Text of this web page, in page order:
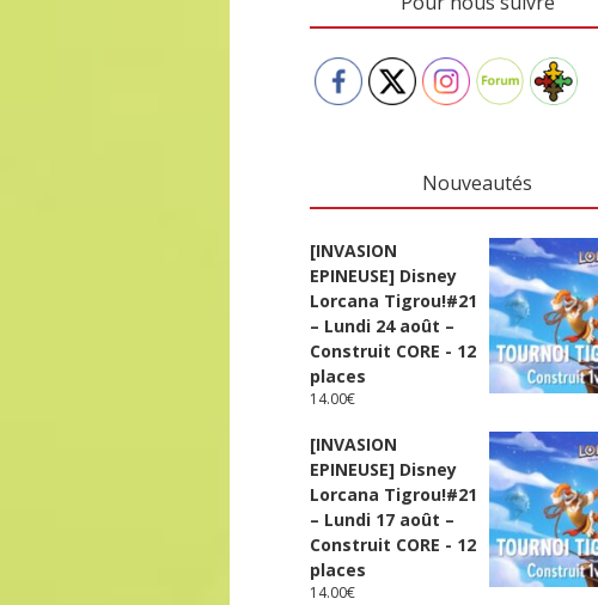
Nouveautés
[INVASION
EPINEUSE] Disney
Lorcana Tigrou!#21
– Lundi 24 août –
Construit CORE - 12
places
14.00€
[INVASION
EPINEUSE] Disney
Lorcana Tigrou!#21
– Lundi 17 août –
Construit CORE - 12
places
14.00€